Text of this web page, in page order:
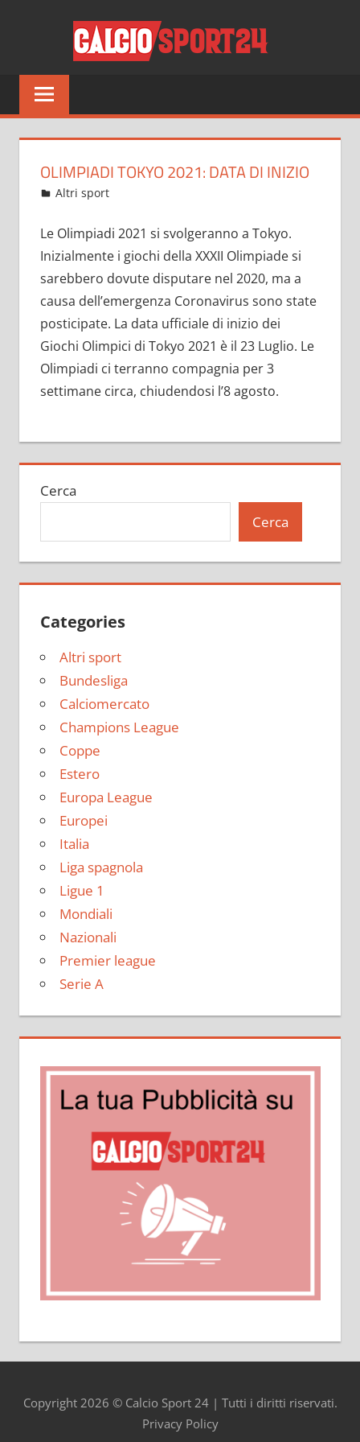
Tutto
sul
del
OLIMPIADI TOKYO 2021: DATA DI INIZIO
Giugno 12, 2021
admin
Altri sport
Le Olimpiadi 2021 si svolgeranno a Tokyo.
Inizialmente i giochi della XXXII Olimpiade si
sarebbero dovute disputare nel 2020, ma a
causa dell’emergenza Coronavirus sono state
posticipate. La data ufficiale di inizio dei
Giochi Olimpici di Tokyo 2021 è il 23 Luglio. Le
Olimpiadi ci terranno compagnia per 3
settimane circa, chiudendosi l’8 agosto.
Cerca
Cerca
Categories
Altri sport
Bundesliga
Calciomercato
Champions League
Coppe
Estero
Europa League
Europei
Italia
Liga spagnola
Ligue 1
Mondiali
Nazionali
Premier league
Serie A
Copyright 2026 © Calcio Sport 24 | Tutti i diritti riservati.
Privacy Policy